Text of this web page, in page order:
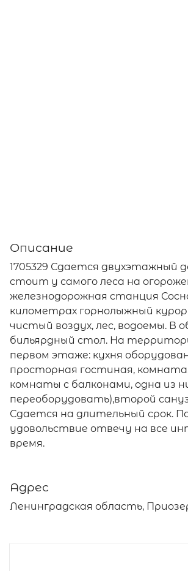
Описание
1705329 Сдается двухэтажный
стоит у самого леса на
железнодорожная станция
километрах горнолыжный
чистый воздух, лес, водоемы. В
бильярдный стол. На
первом этаже: кухня
просторная гостиная,
комнаты с балконами, одна из
переоборудовать),второй
Сдается на длительный срок.
удовольствие отвечу на все
время.
Адрес
Ленинградская область,